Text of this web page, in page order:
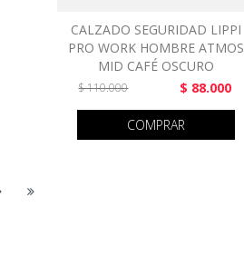
CALZADO SEGURIDAD LIPPI
PRO WORK HOMBRE ATMOS
MID CAFÉ OSCURO
$ 110.000 $ 88.000
COMPRAR